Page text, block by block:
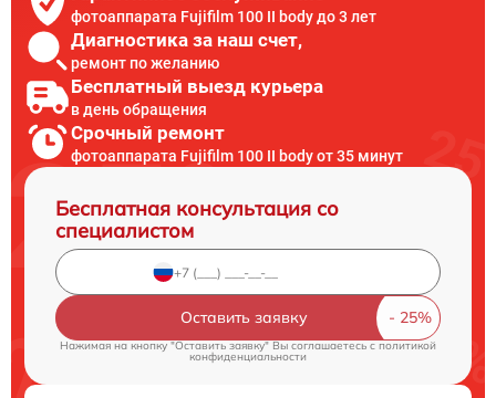
фотоаппарата Fujifilm 100 II body до 3 лет
Диагностика за наш счет,
ремонт по желанию
Бесплатный выезд курьера
в день обращения
Срочный ремонт
фотоаппарата Fujifilm 100 II body от 35 минут
Бесплатная консультация со
специалистом
Оставить заявку
Нажимая на кнопку "Оставить заявку" Вы соглашаетесь c политикой
конфиденциальности